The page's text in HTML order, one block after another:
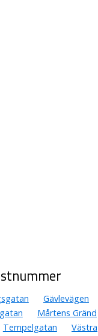
Gävlevägen
Mårtens Gränd
Tempelgatan
Västra